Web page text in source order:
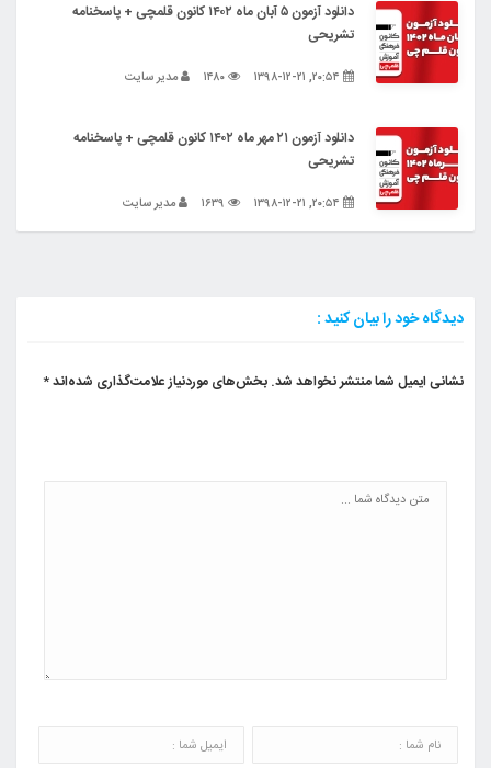
دانلود آزمون ۵ آبان ماه ۱۴۰۲ کانون قلمچی + پاسخنامه
تشریحی
مدیر سایت
دانلود آزمون ۲۱ مهر ماه ۱۴۰۲ کانون قلمچی + پاسخنامه
تشریحی
مدیر سایت
دیدگاه خود را بیان کنید :
نشانی ایمیل شما منتشر نخواهد شد. بخش‌های موردنیاز علامت‌گذاری شده‌اند*